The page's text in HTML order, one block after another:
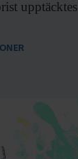
upptäcktes